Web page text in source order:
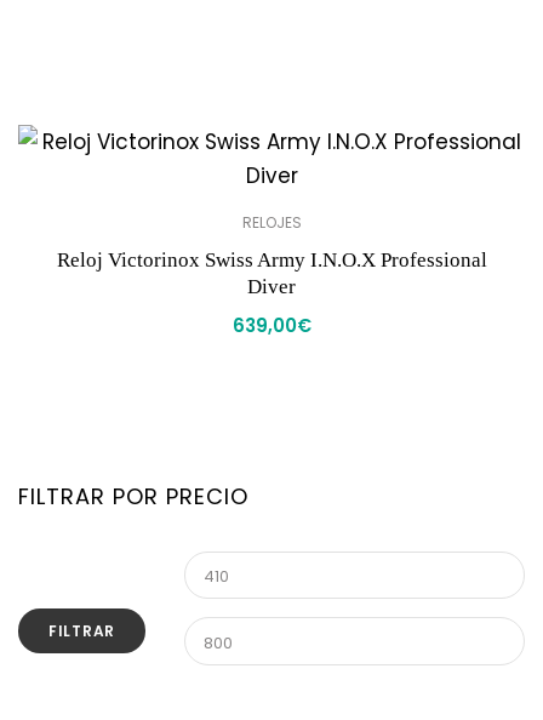
RELOJES
Reloj Victorinox Swiss Army I.N.O.X Professional
Diver
639,00€
FILTRAR POR PRECIO
FILTRAR